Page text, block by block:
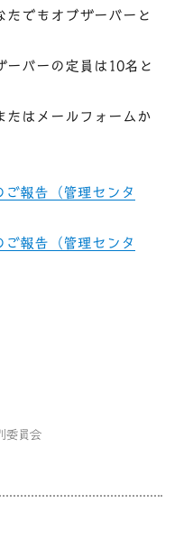
たでもオブザーバーと
ーバーの定員は10名と
たはメールフォームか
報告（管理センタ
報告（管理センタ
委員会